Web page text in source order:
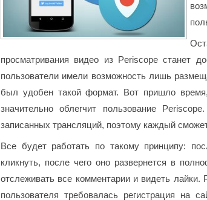
просматривания видео из Periscope станет
пользователи имели возможность лишь
был удобен такой формат. Вот пришло
значительно облегчит пользование
записанных трансляций, поэтому каждый
Все будет работать по такому принципу:
кликнуть, после чего оно развернется в
отслеживать все комментарии и видеть
пользователя требовалась регистрация на